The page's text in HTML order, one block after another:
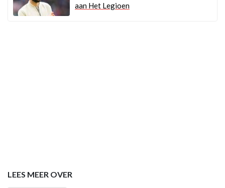
aan Het Legioen
LEES MEER OVER